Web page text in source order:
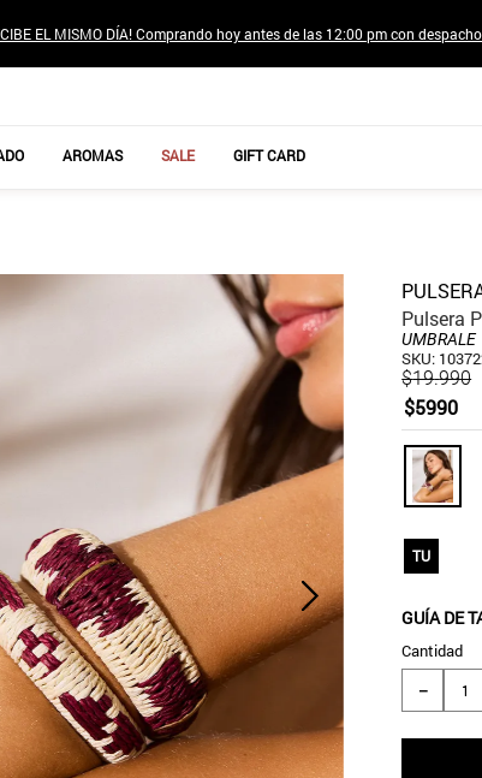
EL MISMO DÍA! Comprando hoy antes de las 12:00 pm con
AROMAS SALE GIFT CARD
Pulsera
UMBRALE
SKU:
$19.990
$5990
TU
GUÍA DE
Cantidad
－
10. blanco